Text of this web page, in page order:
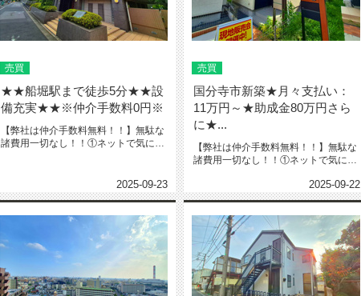
売買
★★船堀駅まで徒歩5分★★設
備充実★★※仲介手数料0円※
【弊社は仲介手数料無料！！】無駄な
諸費用一切なし！！①ネットで気にな
2025-09-23
売買
国分寺市新築★月々支払い：
11万円～★助成金80万円さら
に★...
【弊社は仲介手数料無料！！】無駄な
諸費用一切なし！！①ネットで気にな
2025-09-22